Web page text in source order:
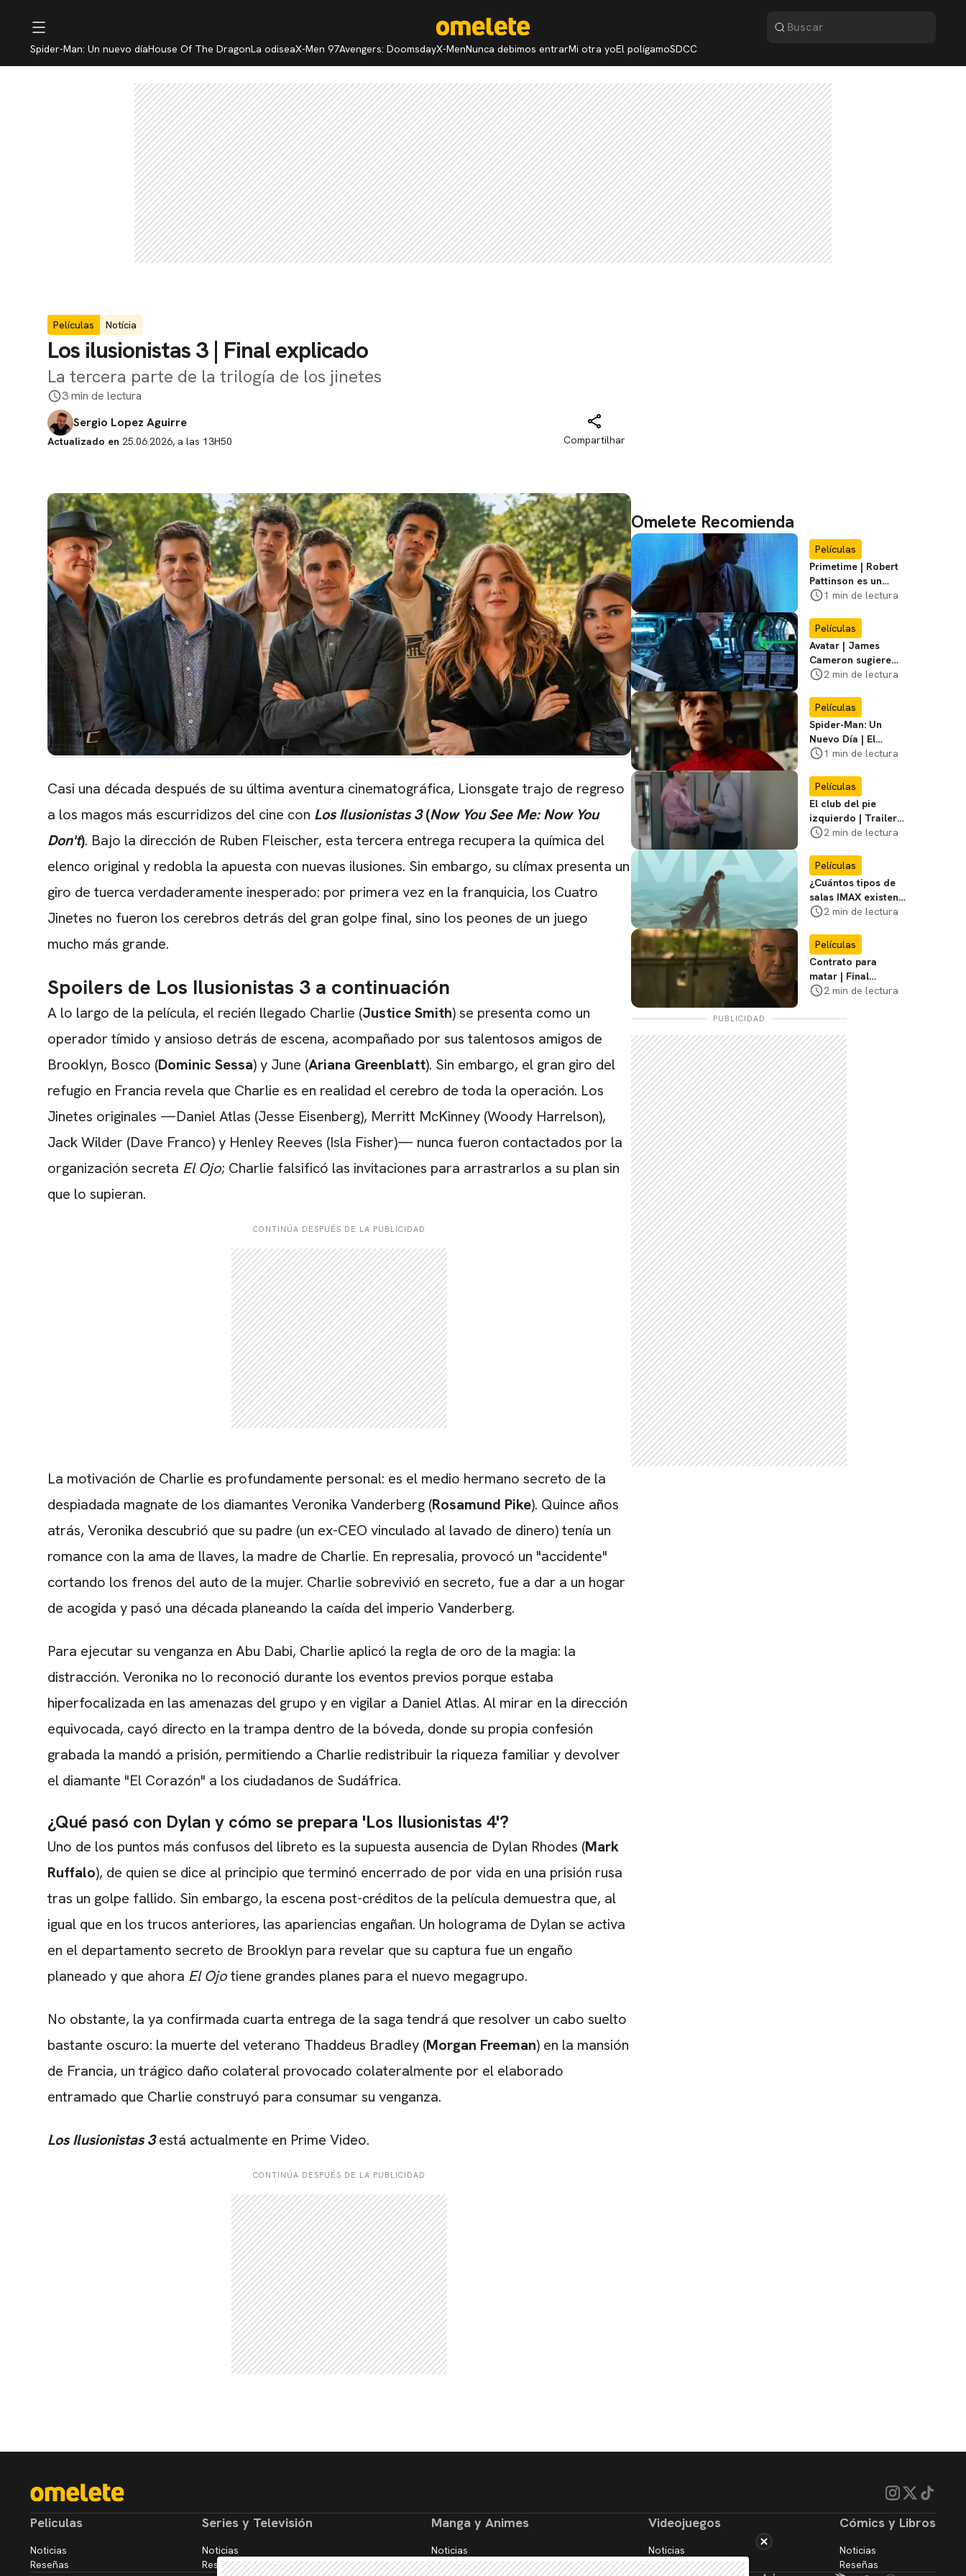
Spider-Man: Un nuevo díaHouse Of The DragonLa odiseaX-Men 97Avengers: DoomsdayX-MenNunca debimos entrarMi otra yoEl polígamoSDCC
Películas Notícia
Los ilusionistas 3 | Final explicado
La tercera parte de la trilogía de los jinetes
3 min de lectura
Sergio Lopez Aguirre
Actualizado en 25.06.2026, a las 13H50 Compartilhar
Casi una década después de su última aventura cinematográfica, Lionsgate trajo de regreso
a los magos más escurridizos del cine con Los Ilusionistas 3(Now You See Me: Now You
Don't). Bajo la dirección de Ruben Fleischer, esta tercera entrega recupera la química del
elenco original y redobla la apuesta con nuevas ilusiones. Sin embargo, su clímax presenta un
giro de tuerca verdaderamente inesperado: por primera vez en la franquicia, los Cuatro
Jinetes no fueron los cerebros detrás del gran golpe final, sino los peones de un juego
mucho más grande.
Spoilers de Los Ilusionistas 3 a continuación
A lo largo de la película, el recién llegado Charlie (Justice Smith) se presenta como un
operador tímido y ansioso detrás de escena, acompañado por sus talentosos amigos de
Brooklyn, Bosco (Dominic Sessa) y June (Ariana Greenblatt). Sin embargo, el gran giro del
refugio en Francia revela que Charlie es en realidad el cerebro de toda la operación. Los
Jinetes originales —Daniel Atlas (Jesse Eisenberg), Merritt McKinney (Woody Harrelson),
Jack Wilder (Dave Franco) y Henley Reeves (Isla Fisher)— nunca fueron contactados por la
organización secreta El Ojo; Charlie falsificó las invitaciones para arrastrarlos a su plan sin
que lo supieran.
CONTINÚA DESPUÉS DE LA PUBLICIDAD
La motivación de Charlie es profundamente personal: es el medio hermano secreto de la
despiadada magnate de los diamantes Veronika Vanderberg (Rosamund Pike). Quince años
atrás, Veronika descubrió que su padre (un ex-CEO vinculado al lavado de dinero) tenía un
romance con la ama de llaves, la madre de Charlie. En represalia, provocó un "accidente"
cortando los frenos del auto de la mujer. Charlie sobrevivió en secreto, fue a dar a un hogar
de acogida y pasó una década planeando la caída del imperio Vanderberg.
Para ejecutar su venganza en Abu Dabi, Charlie aplicó la regla de oro de la magia: la
distracción. Veronika no lo reconoció durante los eventos previos porque estaba
hiperfocalizada en las amenazas del grupo y en vigilar a Daniel Atlas. Al mirar en la dirección
equivocada, cayó directo en la trampa dentro de la bóveda, donde su propia confesión
grabada la mandó a prisión, permitiendo a Charlie redistribuir la riqueza familiar y devolver
el diamante "El Corazón" a los ciudadanos de Sudáfrica.
¿Qué pasó con Dylan y cómo se prepara 'Los Ilusionistas 4'?
Uno de los puntos más confusos del libreto es la supuesta ausencia de Dylan Rhodes (Mark
Ruffalo), de quien se dice al principio que terminó encerrado de por vida en una prisión rusa
tras un golpe fallido. Sin embargo, la escena post-créditos de la película demuestra que, al
igual que en los trucos anteriores, las apariencias engañan. Un holograma de Dylan se activa
en el departamento secreto de Brooklyn para revelar que su captura fue un engaño
planeado y que ahora El Ojotiene grandes planes para el nuevo megagrupo.
No obstante, la ya confirmada cuarta entrega de la saga tendrá que resolver un cabo suelto
bastante oscuro: la muerte del veterano Thaddeus Bradley (Morgan Freeman) en la mansión
de Francia, un trágico daño colateral provocado colateralmente por el elaborado
entramado que Charlie construyó para consumar su venganza.
Los Ilusionistas 3está actualmente en Prime Video.
CONTINÚA DESPUÉS DE LA PUBLICIDAD
Omelete Recomienda
Películas
Primetime | Robert
Pattinson es un
cazador de
primer póster del
film
1 min de lectura
Películas
Avatar | James
Cameron sugiere
que está listo para
2 min de lectura
Películas
Spider-Man: Un
Nuevo Día | El
director dice que el
Chan no participó
1 min de lectura
Películas
El club del pie
izquierdo | Trailer
del remake de
Adrián Uribe y
María León
2 min de lectura
Películas
¿Cuántos tipos de
salas IMAX existen?
Te contamos las
2 min de lectura
Películas
Contrato para
matar | Final
explicado, ¿Qué
Stan y Beggar?
2 min de lectura
PUBLICIDAD
CARREGANDO PUBLICIDADE
Peliculas
Noticias
Reseñas
Series y Televisión
Noticias
Reseñas
Manga y Animes
Noticias
Reseñas
Videojuegos
Noticias
Reseñas
Cómics y Libros
Noticias
Reseñas